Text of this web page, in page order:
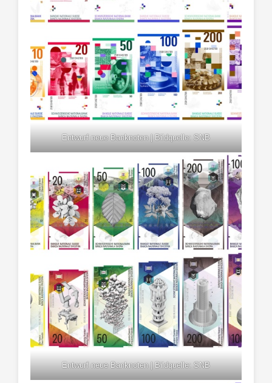
Entwurf neue Banknoten | Bildquelle: SNB
Entwurf neue Banknoten | Bildquelle: SNB